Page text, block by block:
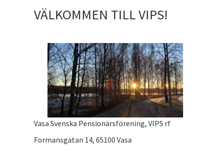
VÄLKOMMEN TILL VIPS!
Vasa Svenska Pensionärsförening, VIPS rf
Formansgatan 14, 65100 Vasa